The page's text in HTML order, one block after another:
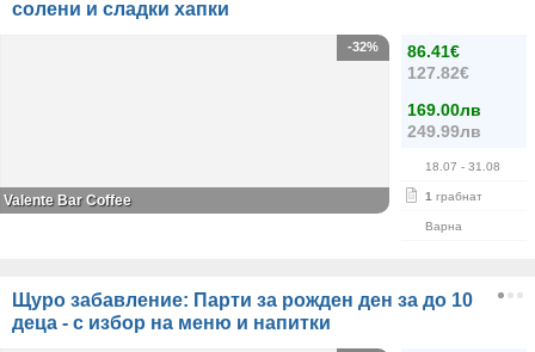
солени и сладки хапки
86.41€
127.82€
169.00лв
249.99лв
18.07 - 31.08
1 грабнат
Варна
-32%
Valente Bar Coffee
Щуро забавление: Парти за рожден ден за до 10
деца - с избор на меню и напитки